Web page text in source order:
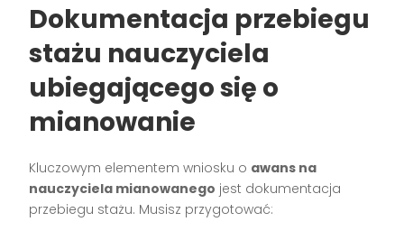
Dokumentacja przebiegu
stażu nauczyciela
ubiegającego się o
mianowanie
Kluczowym elementem wniosku o awans na
nauczyciela mianowanego jest dokumentacja
przebiegu stażu. Musisz przygotować: